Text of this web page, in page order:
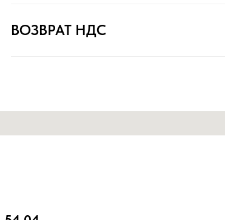
ВОЗВРАТ НДС